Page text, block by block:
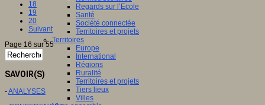
Regards sur l’Ecole
Santé
Société connectée
Territoires et projets
Territoires
Europe
International
Régions
Ruralité
Territoires et projets
Tiers lieux
Villes
18
19
20
Suivant
Page 16 sur 55
SAVOIR(S)
-ANALYSES